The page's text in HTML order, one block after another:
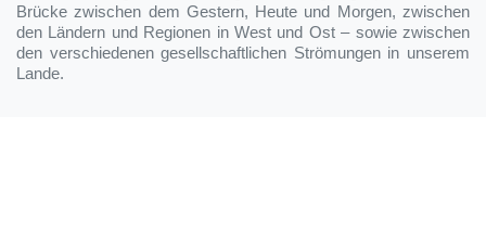
Brücke zwischen dem Gestern, Heute und Morgen, zwischen
den Ländern und Regionen in West und Ost – sowie zwischen
den verschiedenen gesellschaftlichen Strömungen in unserem
Lande.